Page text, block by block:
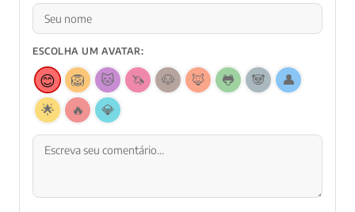
ESCOLHA UM AVATAR:
😊 🦁 🐱 🦄 🐶 🦊 🐸 🐼
👤
🌟
🔥 💎